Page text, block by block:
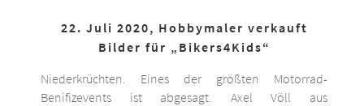
22. Juli 2020, Hobbymaler verkauft
Bilder für „Bikers4Kids“
Niederkrüchten. Eines der größten Motorrad-
Benifizevents ist abgesagt. Axel Völl aus